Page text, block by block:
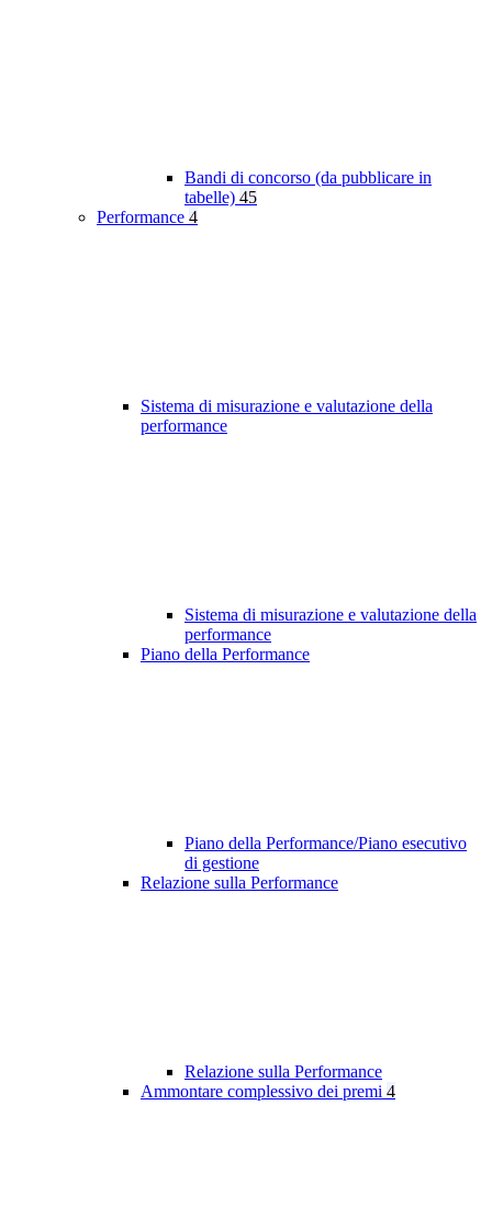
Bandi di concorso (da pubblicare in
tabelle) 45
Performance 4
Sistema di misurazione e valutazione della
performance
Sistema di misurazione e valutazione della
performance
Piano della Performance
Piano della Performance/Piano esecutivo
di gestione
Relazione sulla Performance
Relazione sulla Performance
Ammontare complessivo dei premi 4